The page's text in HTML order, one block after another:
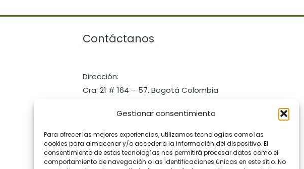
Gestionar consentimiento
Para ofrecer las mejores experiencias, utilizamos tecnologías como las
cookies para almacenar y/o acceder a la información del dispositivo. El
consentimiento de estas tecnologías nos permitirá procesar datos como el
comportamiento de navegación o las identificaciones únicas en este sitio. No
Contáctanos
Dirección:
Cra. 21 # 164 – 57, Bogotá Colombia
Email: contact@pastaio.co